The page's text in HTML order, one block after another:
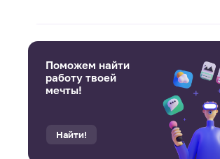
Поможем найти
работу твоей
мечты!
Найти!